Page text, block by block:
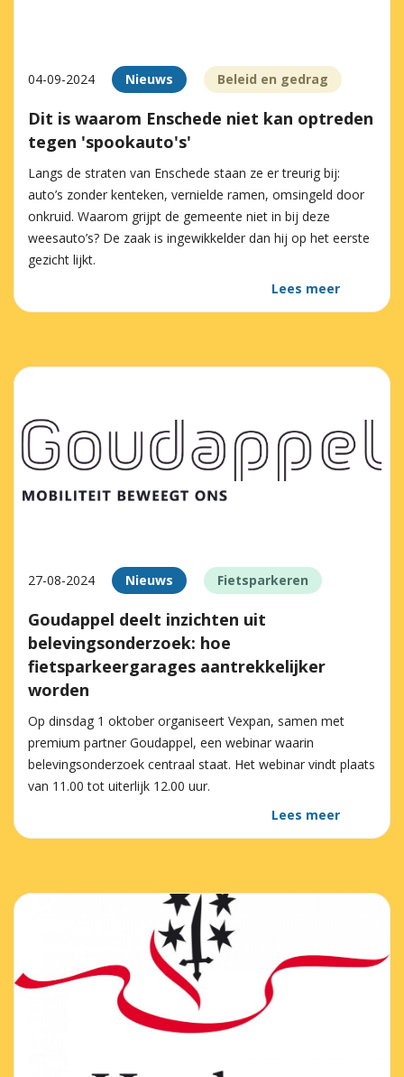
04-09-2024 Nieuws Beleid en gedrag
Dit is waarom Enschede niet kan optreden
tegen 'spookauto's'
Langs de straten van Enschede staan ze er treurig bij:
auto’s zonder kenteken, vernielde ramen, omsingeld door
onkruid. Waarom grijpt de gemeente niet in bij deze
weesauto’s? De zaak is ingewikkelder dan hij op het eerste
gezicht lijkt.
Lees meer
27-08-2024 Nieuws Fietsparkeren
Goudappel deelt inzichten uit
belevingsonderzoek: hoe
fietsparkeergarages aantrekkelijker
worden
Op dinsdag 1 oktober organiseert Vexpan, samen met
premium partner Goudappel, een webinar waarin
belevingsonderzoek centraal staat. Het webinar vindt plaats
van 11.00 tot uiterlijk 12.00 uur.
Lees meer